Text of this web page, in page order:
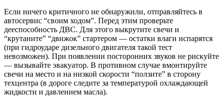
Если ничего критичного не обнаружили, отправляйтесь в
автосервис “своим ходом”. Перед этим проверьте
дееспособность ДВС. Для этого выкрутите свечи и
“крутаните” “движок” стартером — остатки влаги испарятся
(при гидроударе дизельного двигателя такой тест
невозможен). При появлении посторонних звуков не рискуйте
— вызывайте эвакуатор. В противном случае вмонтируйте
свечи на место и на низкой скорости “ползите” в сторону
техцентра (в дороге следите за температурой охлаждающей
жидкости и давлением масла).